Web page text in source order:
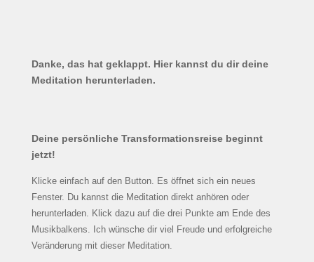
Danke, das hat geklappt. Hier kannst du dir deine
Meditation herunterladen.
Deine persönliche Transformationsreise beginnt
jetzt!
Klicke einfach auf den Button. Es öffnet sich ein neues
Fenster. Du kannst die Meditation direkt anhören oder
herunterladen. Klick dazu auf die drei Punkte am Ende des
Musikbalkens. Ich wünsche dir viel Freude und erfolgreiche
Veränderung mit dieser Meditation.